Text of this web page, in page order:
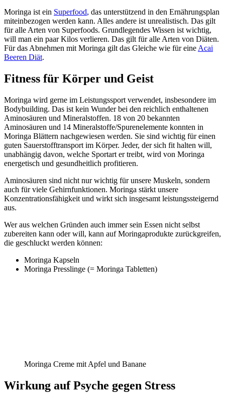
Moringa ist ein Superfood, das unterstützend in den Ernährungsplan
miteinbezogen werden kann. Alles andere ist unrealistisch. Das gilt
für alle Arten von Superfoods. Grundlegendes Wissen ist wichtig,
will man ein paar Kilos verlieren. Das gilt für alle Arten von Diäten.
Für das Abnehmen mit Moringa gilt das Gleiche wie für eine Acai
Beeren Diät.
Fitness für Körper und Geist
Moringa wird gerne im Leistungssport verwendet, insbesondere im
Bodybuilding. Das ist kein Wunder bei den reichlich enthaltenen
Aminosäuren und Mineralstoffen. 18 von 20 bekannten
Aminosäuren und 14 Mineralstoffe/Spurenelemente konnten in
Moringa Blättern nachgewiesen werden. Sie sind wichtig für einen
guten Sauerstofftransport im Körper. Jeder, der sich fit halten will,
unabhängig davon, welche Sportart er treibt, wird von Moringa
energetisch und gesundheitlich profitieren.
Aminosäuren sind nicht nur wichtig für unsere Muskeln, sondern
auch für viele Gehirnfunktionen. Moringa stärkt unsere
Konzentrationsfähigkeit und wirkt sich insgesamt leistungssteigernd
aus.
Wer aus welchen Gründen auch immer sein Essen nicht selbst
zubereiten kann oder will, kann auf Moringaprodukte zurückgreifen,
die geschluckt werden können:
Moringa Kapseln
Moringa Presslinge (= Moringa Tabletten)
Moringa Creme mit Apfel und Banane
Wirkung auf Psyche gegen Stress